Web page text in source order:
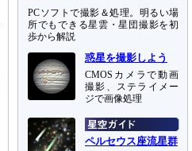
PCソフトで撮影＆処理。明るい場
所でもできる星雲・星団撮影を初
歩から解説
惑星を撮影しよう
CMOSカメラで動画
撮影、ステライメー
ジで画像処理
ペルセウス座流星群